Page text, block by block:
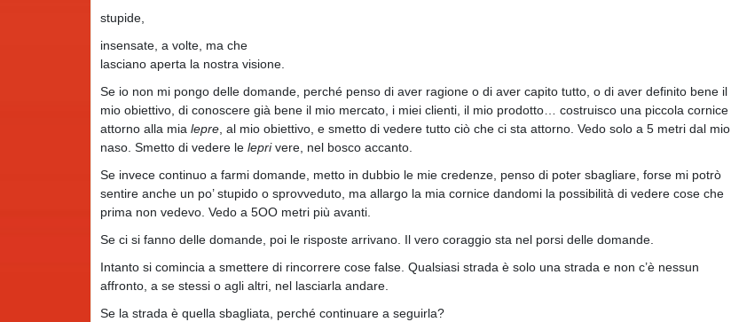
stupide,
insensate, a volte, ma che
lasciano aperta la nostra visione.
Se io non mi pongo delle domande, perché penso di aver ragione o di aver capito tutto, o di aver definito bene il
mio obiettivo, di conoscere già bene il mio mercato, i miei clienti, il mio prodotto… costruisco una piccola cornice
attorno alla mia lepre, al mio obiettivo, e smetto di vedere tutto ciò che ci sta attorno. Vedo solo a 5 metri dal mio
naso. Smetto di vedere le leprivere, nel bosco accanto.
Se invece continuo a farmi domande, metto in dubbio le mie credenze, penso di poter sbagliare, forse mi potrò
sentire anche un po’ stupido o sprovveduto, ma allargo la mia cornice dandomi la possibilità di vedere cose che
prima non vedevo. Vedo a 5OO metri più avanti.
Se ci si fanno delle domande, poi le risposte arrivano. Il vero coraggio sta nel porsi delle domande.
Intanto si comincia a smettere di rincorrere cose false. Qualsiasi strada è solo una strada e non c’è nessun
affronto, a se stessi o agli altri, nel lasciarla andare.
Se la strada è quella sbagliata, perché continuare a seguirla?